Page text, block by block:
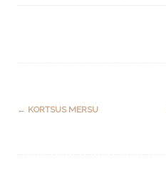
Post
← KORTSUS MERSU